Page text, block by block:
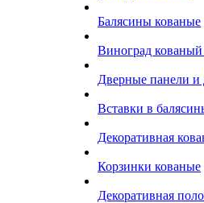
Балясины кованые
Виноград кованый
Дверные панели и
Вставки в
Декоративная
Корзинки кованые
Декоративная